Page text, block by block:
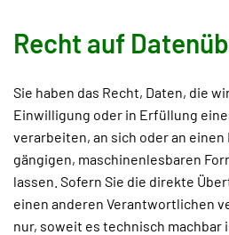
Recht auf
Sie haben das Recht, Daten, die
Einwilligung oder in Erfüllung
verarbeiten, an sich oder an
gängigen, maschinenlesbaren
lassen. Sofern Sie die direkte
einen anderen Verantwortlichen
nur, soweit es technisch machbar